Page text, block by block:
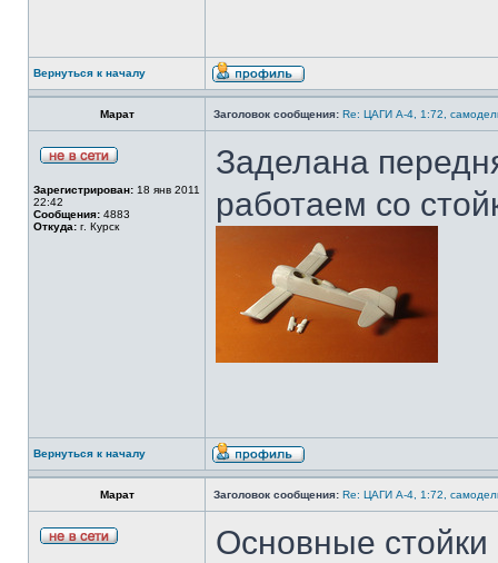
Вернуться к началу
Марат Заголовок сообщения: Re: ЦАГИ А-4, 1:72,
Зарегистрирован: 18 янв 2011
22:42
Сообщения: 4883
Откуда: г. Курск
Заделана
работаем со
Вернуться к началу
Марат Заголовок сообщения: Re: ЦАГИ А-4, 1:72,
Основные